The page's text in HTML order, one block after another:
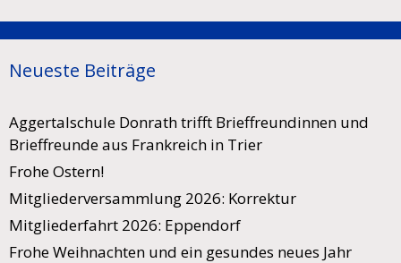
Neueste Beiträge
Aggertalschule Donrath trifft Brieffreundinnen und
Brieffreunde aus Frankreich in Trier
Frohe Ostern!
Mitgliederversammlung 2026: Korrektur
Mitgliederfahrt 2026: Eppendorf
Frohe Weihnachten und ein gesundes neues Jahr